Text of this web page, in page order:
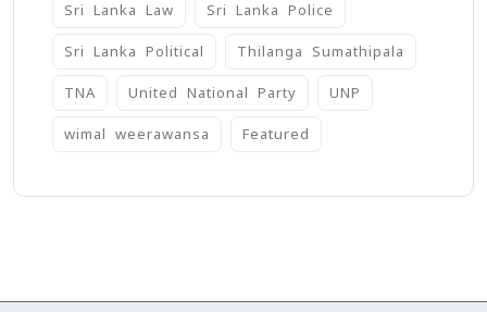
Sri Lanka Law Sri Lanka Police
Sri Lanka Political Thilanga Sumathipala
TNA United National Party UNP
wimal weerawansa ‍Featured